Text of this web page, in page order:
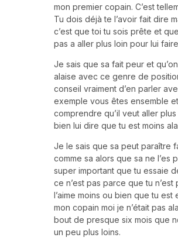
mon premier copain. C’est
Tu dois déjà te l’avoir fait dire
c’est que toi tu sois prête et
pas a aller plus loin pour lui
Je sais que sa fait peur et
alaise avec ce genre de
conseil vraiment d’en parler
exemple vous êtes ensemble
comprendre qu’il veut aller
bien lui dire que tu est moins
Je le sais que sa peut paraître
comme sa alors que sa ne l’es
super important que tu essaie
ce n’est pas parce que tu
l’aime moins ou bien que tu est
mon copain moi je n’était pas
bout de presque six mois que
un peu plus loins.